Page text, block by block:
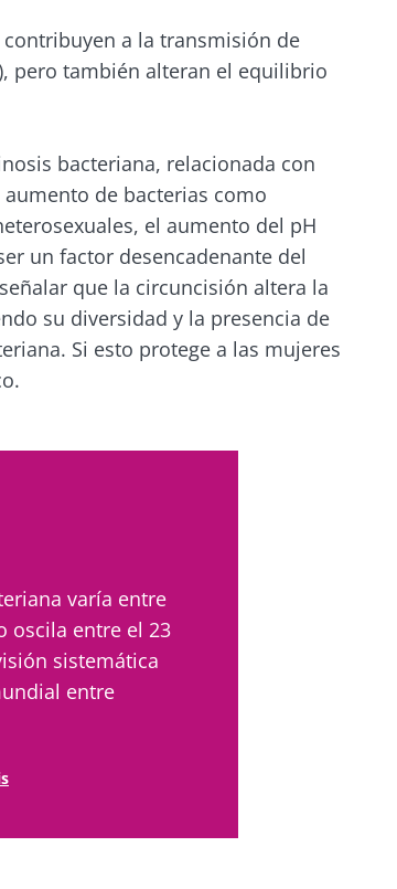
a la transmisión de
pero también alteran el equilibrio
bacteriana, relacionada con
de bacterias como
el aumento del pH
un factor desencadenante del
que la circuncisión altera la
su diversidad y la presencia de
Si esto protege a las mujeres
varía entre
oscila entre el 23
sistemática
entre
del Biocodex Microbiota Institute
recibir más noticias de Biocodex
generalesde uso y lapolítica de
23/07/2026
Microbiota y fertilidad:
una vía por explorar
si las
tumor